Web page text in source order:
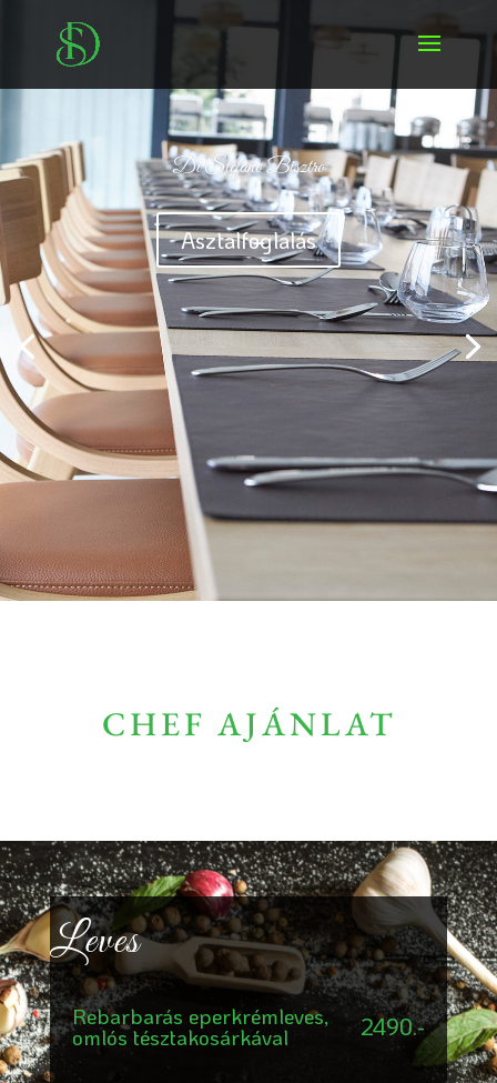
Di Stefano Bisztro
Asztalfoglalás
CHEF AJÁNLAT
Leves
Rebarbarás eperkrémleves,
omlós tésztakosárkával 2490.-